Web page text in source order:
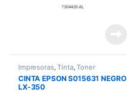
Impresoras,Tinta,Toner
CINTA EPSON S015631 NEGRO
LX-350